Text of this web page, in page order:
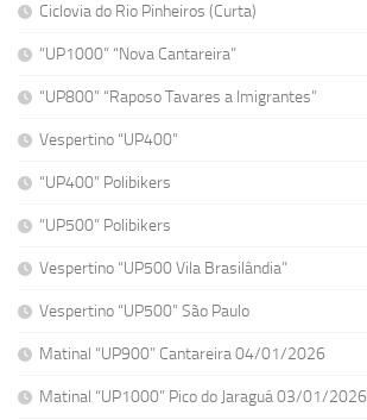
Ciclovia do Rio Pinheiros (Curta)
“UP1000” “Nova Cantareira”
“UP800” “Raposo Tavares a Imigrantes”
Vespertino “UP400”
“UP400” Polibikers
“UP500” Polibikers
Vespertino “UP500 Vila Brasilândia”
Vespertino “UP500” São Paulo
Matinal “UP900” Cantareira 04/01/2026
Matinal “UP1000” Pico do Jaraguá 03/01/2026